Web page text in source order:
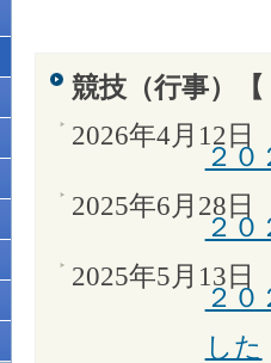
競技（行事）
2026年4月12日
２
2025年6月28日
２
2025年5月13日
２
した